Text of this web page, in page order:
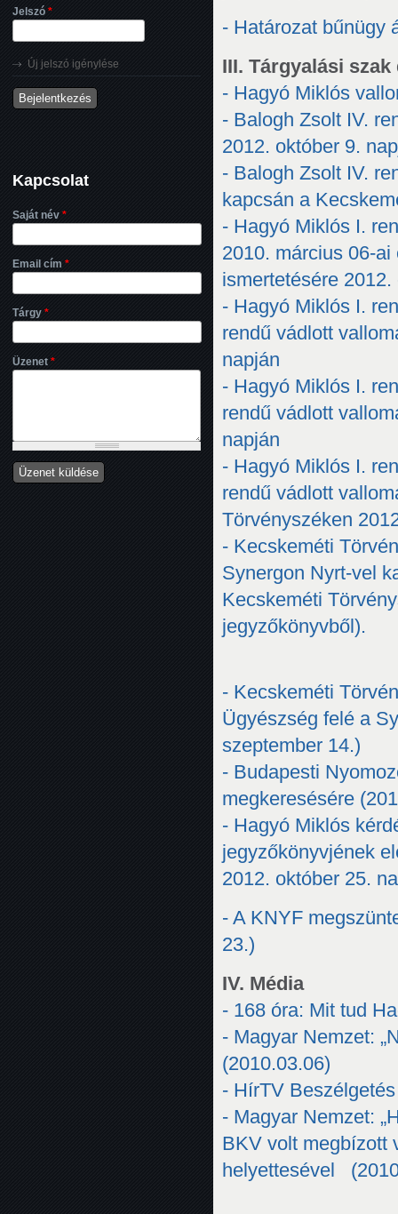
- Határozat bűnügy
III. Tárgyalási
- Hagyó Miklós
- Balogh Zsolt IV.
2012. október 9.
- Balogh Zsolt IV.
kapcsán a
- Hagyó Miklós I.
2010. március 06-
ismertetésére
- Hagyó Miklós I.
rendű vádlott
napján
- Hagyó Miklós I.
rendű vádlott
napján
- Hagyó Miklós I.
rendű vádlott
Törvényszéken
- Kecskeméti
Synergon Nyrt-vel
Kecskeméti
jegyzőkönyvből).
- Kecskeméti
Ügyészség felé a
szeptember 14.)
- Budapesti
megkeresésére
- Hagyó Miklós
jegyzőkönyvjének
2012. október 25.
- A KNYF
23.)
IV. Média
- 168 óra: Mit tud
- Magyar Nemzet:
(2010.03.06)
- HírTV
- Magyar Nemzet:
BKV volt megbízott
helyettesével
Jelszó *
Új jelszó igénylése
Kapcsolat
Saját név *
Email cím *
Tárgy *
Üzenet *